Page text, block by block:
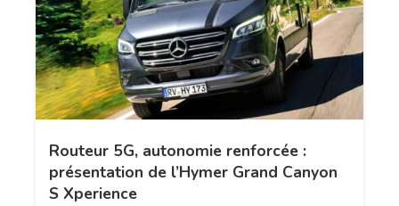
Routeur 5G, autonomie renforcée :
présentation de l’Hymer Grand Canyon
S Xperience